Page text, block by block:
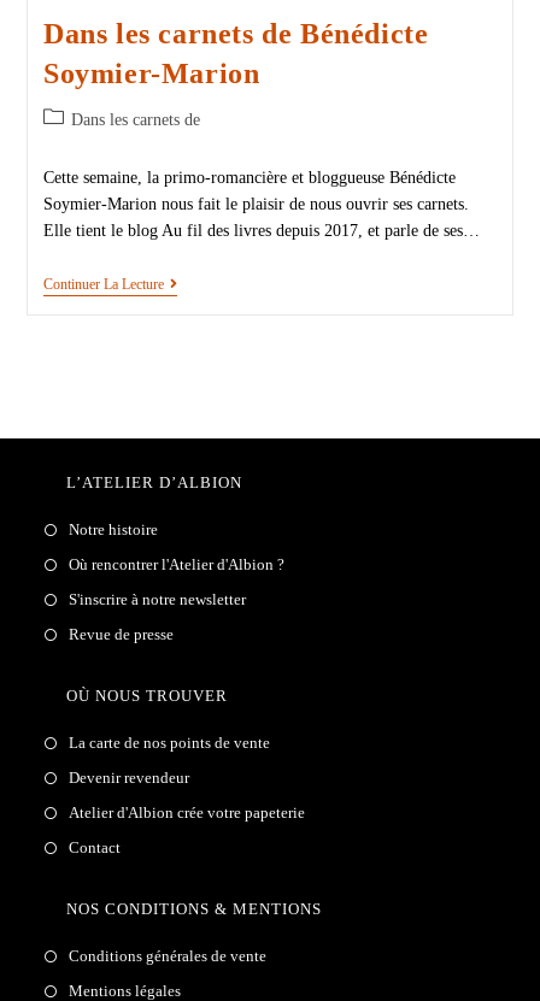
Dans les carnets de Bénédicte
Soymier-Marion
Dans les carnets de
Cette semaine, la primo-romancière et bloggueuse Bénédicte
Soymier-Marion nous fait le plaisir de nous ouvrir ses carnets.
Elle tient le blog Au fil des livres depuis 2017, et parle de ses…
Continuer La Lecture
L’ATELIER D’ALBION
Notre histoire
Où rencontrer l'Atelier d'Albion ?
S'inscrire à notre newsletter
Revue de presse
OÙ NOUS TROUVER
La carte de nos points de vente
Devenir revendeur
Atelier d'Albion crée votre papeterie
Contact
NOS CONDITIONS & MENTIONS
Conditions générales de vente
Mentions légales